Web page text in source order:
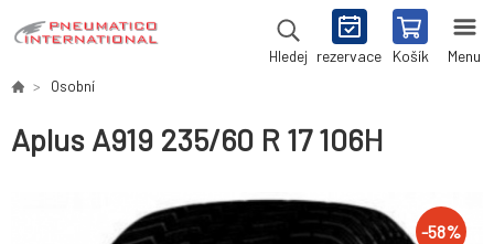
Hledej rezervace Košík Menu
Osobní
Aplus A919 235/60 R 17 106H
-58%